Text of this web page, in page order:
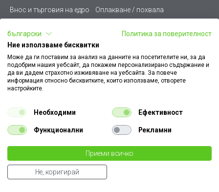
€ 0.25
0.49 лв
Внос и търговия на едро
Оплакване / похвала
Условия за ползване
Стани дистрибутор
Карта на сайта
Кариери
Как да намеря документ
към поръчка
Платформа за AРС
Конфигуратор за ел.
ключове и контакти
Уважаеми Клиенти, моля да имате предвид, че всички изображения на
нашия сайт са илюстративни,
те могат да се различават от действителния изглед на продукта без това да
променя неговите технически характеристики по някакъв начин.
български
Политика за поверителност
Ние използваме бисквитки
Може да ги поставим за анализ на данните на посетителите ни, за да
подобрим нашия уебсайт, да покажем персонализирано съдържание и
да ви дадем страхотно изживяване на уебсайта. За повече
информация относно бисквитките, които използваме, отворете
настройките.
Необходими Ефективност
Функционални Рекламни
Приеми всичко
Не, коригирай